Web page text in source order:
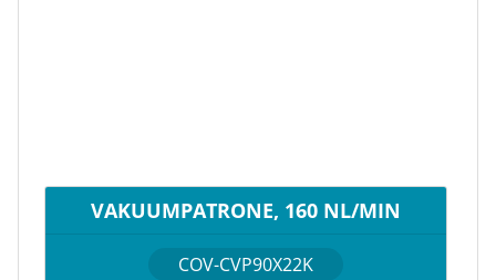
VAKUUMPATRONE, 160 NL/MIN
COV-CVP90X22K